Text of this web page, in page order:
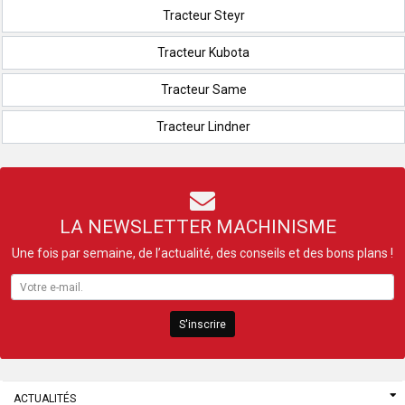
Tracteur Steyr
Tracteur Kubota
Tracteur Same
Tracteur Lindner
LA NEWSLETTER MACHINISME
Une fois par semaine, de l’actualité, des conseils et des bons plans !
S'inscrire
ACTUALITÉS